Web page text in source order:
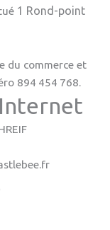
1 Rond-point
du commerce et
894 454 768.